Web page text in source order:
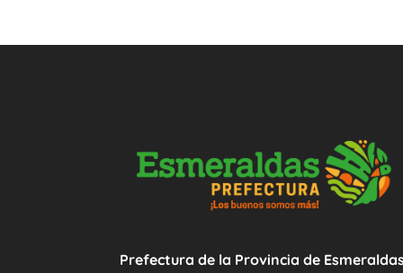
Prefectura de la Provincia de